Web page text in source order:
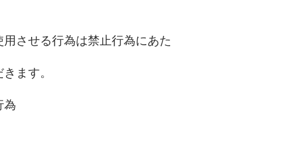
させる行為は禁止行為にあた
ます。
為